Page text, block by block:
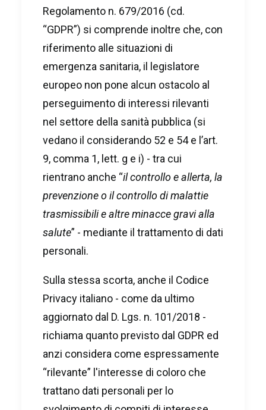
Regolamento n. 679/2016 (cd.
“GDPR”) si comprende inoltre che, con
riferimento alle situazioni di
emergenza sanitaria, il legislatore
europeo non pone alcun ostacolo al
perseguimento di interessi rilevanti
nel settore della sanità pubblica (si
vedano il considerando 52 e 54 e l’art.
9, comma 1, lett. g e i) - tra cui
rientrano anche “il controllo e allerta, la
prevenzione o il controllo di malattie
trasmissibili e altre minacce gravi alla
salute” - mediante il trattamento di dati
personali.
Sulla stessa scorta, anche il Codice
Privacy italiano - come da ultimo
aggiornato dal D. Lgs. n. 101/2018 -
richiama quanto previsto dal GDPR ed
anzi considera come espressamente
“rilevante” l'interesse di coloro che
trattano dati personali per lo